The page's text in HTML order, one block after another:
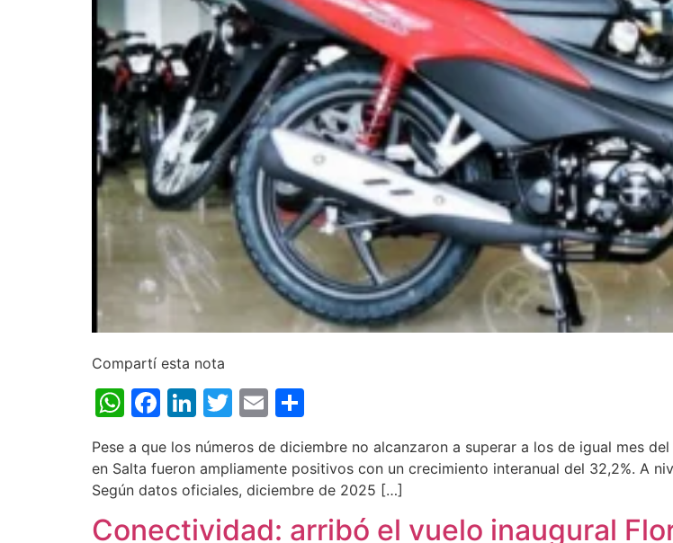
Compartí esta nota
WhatsApp
Facebook
LinkedIn
Twitter
Email
Pese a que los números de diciembre no alcanzaron a superar a los de igual mes
en Salta fueron ampliamente positivos con un crecimiento interanual del 32,2%. A
Según datos oficiales, diciembre de 2025 […]
Conectividad: arribó el vuelo inaugural